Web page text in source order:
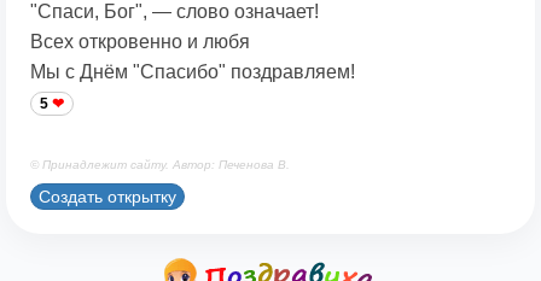
"Спаси, Бог", — слово означает!
Всех откровенно и любя
Мы с Днём "Спасибо" поздравляем!
5
© Принадлежит сайту. Автор: Печенова В.
Создать открытку